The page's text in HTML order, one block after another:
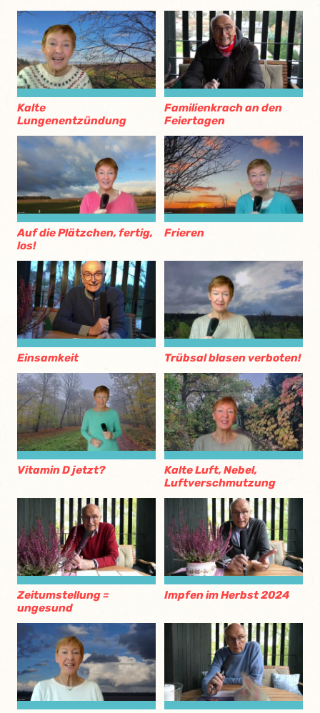
Kalte
Lungenentzündung
Familienkrach an den
Feiertagen
Auf die Plätzchen, fertig,
los!
Frieren
Einsamkeit Trübsal blasen verboten!
Vitamin D jetzt?
Kalte Luft, Nebel,
Luftverschmutzung
Zeitumstellung =
ungesund
Impfen im Herbst 2024